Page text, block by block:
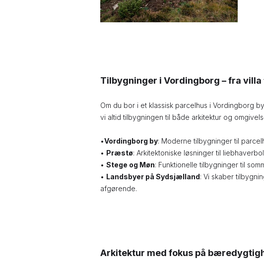
Tilbygninger i Vordingborg – fra
Om du bor i et klassisk parcelhus i Vordingborg
vi altid tilbygningen til både arkitektur og
•Vordingborg by: Moderne tilbygninger til
• Præstø: Arkitektoniske løsninger til
• Stege og Møn: Funktionelle tilbygninger til
• Landsbyer på Sydsjælland: Vi skaber
afgørende.
Arkitektur med fokus på